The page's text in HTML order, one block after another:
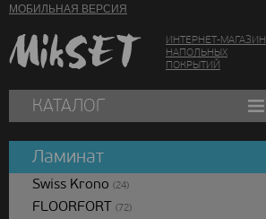
МОБИЛЬНАЯ ВЕРСИЯ
ИНТЕРНЕТ-МАГАЗИН
НАПОЛЬНЫХ
ПОКРЫТИЙ
КАТАЛОГ
Ламинат
Swiss Krono (24)
FLOORFORT (72)